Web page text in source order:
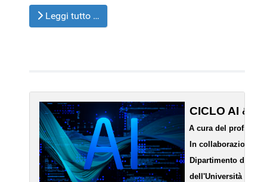
Leggi tutto …
CICLO AI &
A cura del prof. Ugo
In collaborazione
Dipartimento di
dell'Università di